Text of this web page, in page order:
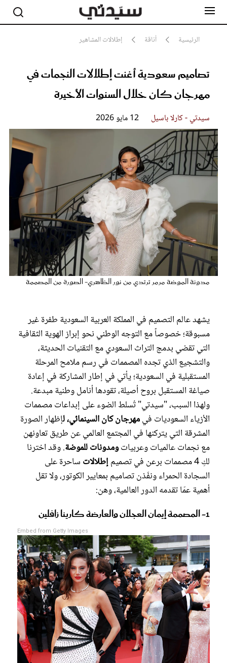
الرئيسية أناقة إطلالات المشاهير
تصاميم سعودية أغنت إطلالات النجمات في
مهرجان كان خلال السنوات الأخيرة
سيدتي - كارلا باسيل 12 مايو 2026
مدونة الموضة مرمر ترتدي من نور الظاهري- الصورة من المصممة
يشهد عالم التصميم في المملكة العربية السعودية طفرة غير
مسبوقة؛ خصوصاً مع التوجه الوطني نحو إبراز الهوية الثقافية
التي تقضي بدمج التراث السعودي مع التقنيات الحديثة،
والتشجيع الذي تجده المصممات في رسم ملامح المرحلة
المستقبلية في السعودية؛ يأتي في إطار المشاركة في إعادة
صياغة المستقبل بروح أصيلة، تقودها أنامل وطنية مبدعة.
ولهذا السبب، "سيدتي" تُسلط الضوء على إبداعات مصممات
الأزياء السعوديات فيمهرجان كان السينمائي، لإظهار الصورة
المشرقة التي يتركنها في المجتمع العالمي عن طريق تعاونهن
مع نجمات عالميات وعربياتومدونات للموضة. وقد اخترنا
لكِ 4 مصممات برعن في تصميم
إطلالات ساحرة على
السجادة الحمراء ونفّذن تصاميم بمعايير الكوتور، ولا تقل
أهمية عمّا تقدمه الدور العالمية، وهن:
1- المصممة إيمان العجلان والعارضة كارينا زافلين
Embed from Getty Images
مشاهير
جمال
سيدتي وطفلك
لايف ستايل
بلس+
فيديو
مطبخ سيدتي
ستايل
تقارير
عروس سيدتي
مجلة سيدتي
غلاف رفمي